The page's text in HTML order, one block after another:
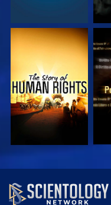
GUARDA
GUARDA